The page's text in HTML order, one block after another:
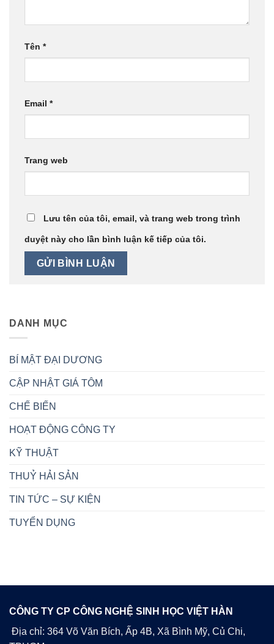
Tên *
Email *
Trang web
Lưu tên của tôi, email, và trang web trong trình
duyệt này cho lần bình luận kế tiếp của tôi.
DANH MỤC
BÍ MẬT ĐẠI DƯƠNG
CẬP NHẬT GIÁ TÔM
CHẾ BIẾN
HOẠT ĐỘNG CÔNG TY
KỸ THUẬT
THUỶ HẢI SẢN
TIN TỨC – SỰ KIỆN
TUYỂN DỤNG
CÔNG TY CP CÔNG NGHỆ SINH HỌC VIỆT HÀN
Địa chỉ: 364 Võ Văn Bích, Ấp 4B, Xã Bình Mỹ, Củ Chi,